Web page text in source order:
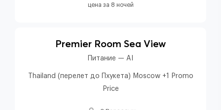
цена за 8 ночей
Premier Room Sea View
Питание — AI
Thailand (перелет до Пхукета) Moscow +1 Promo
Price